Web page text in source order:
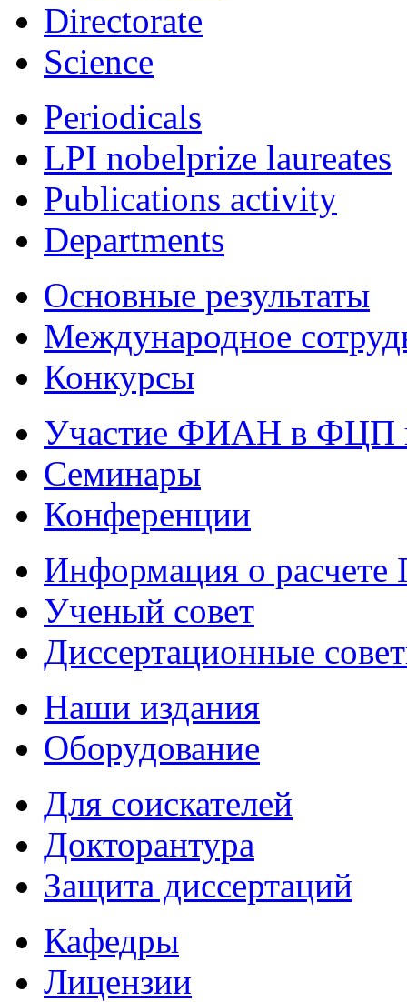
Directorate
Science
Periodicals
LPI nobelprize laureates
Publications activity
Departments
Основные результаты
Международное
Конкурсы
Участие ФИАН в ФЦП
Семинары
Конференции
Информация о
Ученый совет
Диссертационные
Наши издания
Оборудование
Для соискателей
Докторантура
Защита диссертаций
Кафедры
Лицензии